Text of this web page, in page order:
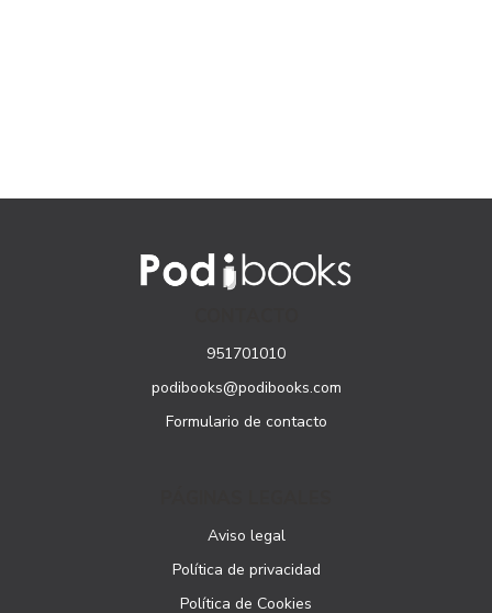
951701010
podibooks@podibooks.com
Formulario de contacto
Aviso legal
Política de privacidad
Política de Cookies